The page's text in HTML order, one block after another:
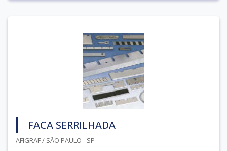
FACA SERRILHADA
AFIGRAF / SÃO PAULO - SP